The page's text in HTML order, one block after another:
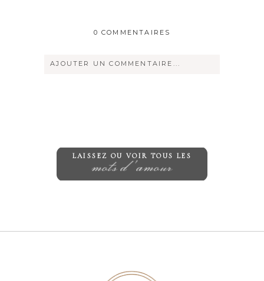
0 COMMENTAIRES
AJOUTER UN COMMENTAIRE...
mots d'amour
LAISSEZ OU VOIR TOUS LES